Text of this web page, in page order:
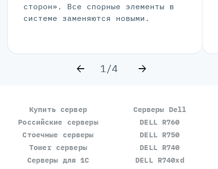
сторон». Все спорные элементы в
системе заменяются новыми.
1/4
Купить сервер
Российские серверы
Стоечные серверы
Tower серверы
Серверы для 1С
Серверы Dell
DELL R760
DELL R750
DELL R740
DELL R740xd